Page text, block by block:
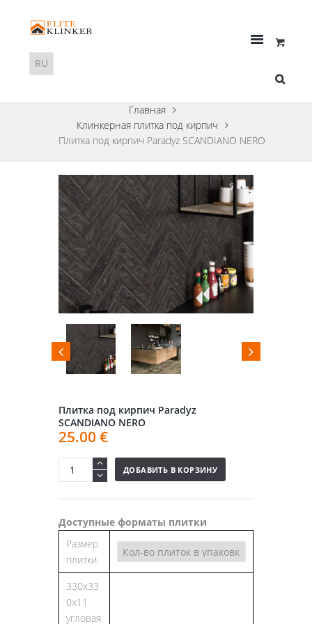
Главная
Клинкерная плитка под кирпич
Плитка под кирпич Paradyz SCANDIANO NERO
Плитка под кирпич Paradyz
SCANDIANO NERO
25.00 €
ДОБАВИТЬ В КОРЗИНУ
Доступные форматы плитки
Размер
плитки
330х33
0х11
угловая